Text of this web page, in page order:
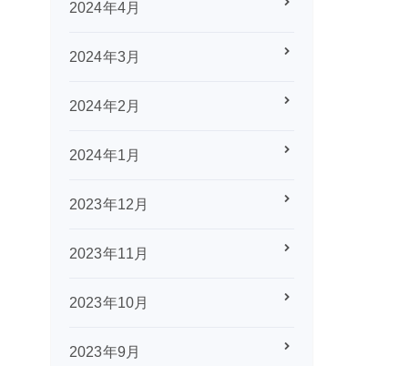
2024年4月
2024年3月
2024年2月
2024年1月
2023年12月
2023年11月
2023年10月
2023年9月